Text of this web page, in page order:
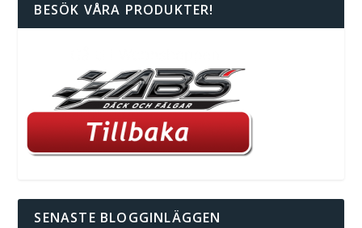
BESÖK VÅRA PRODUKTER!
SENASTE BLOGGINLÄGGEN